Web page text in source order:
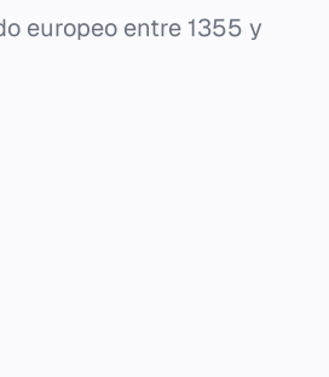
europeo entre 1355 y